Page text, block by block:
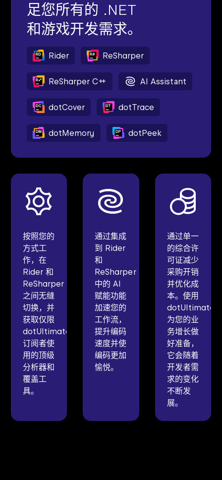
足您所有的 .NET
和游戏开发需求。
Rider ReSharper
ReSharper C++ AI Assistant
dotCover dotTrace
dotMemory dotPeek
按照您的
方式工
作，在
Rider 和
ReSharper
之间无缝
切换，并
获取仅限
dotUltimate
订阅者使
用的顶级
分析器和
覆盖工
具。
通过集成
到 Rider
和
ReSharper
中的 AI
赋能功能
加速您的
工作流，
提升编码
速度并使
编码更加
愉悦。
通过单一
的综合许
可证减少
采购开销
并优化成
本。使用
dotUltimate
为您的业
务增长做
好准备，
它会随着
开发者需
求的变化
不断发
展。